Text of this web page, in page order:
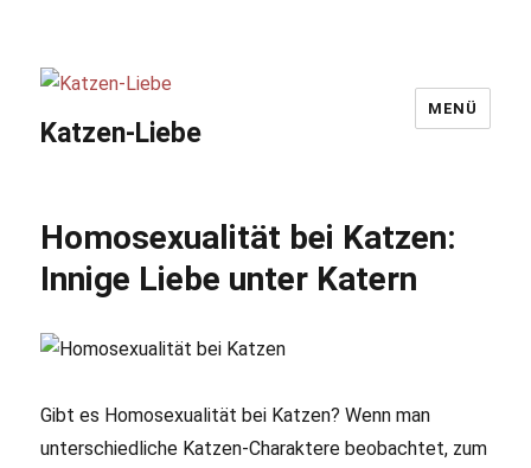
Katzen-Liebe
MENÜ
Homosexualität bei Katzen:
Innige Liebe unter Katern
Gibt es Homosexualität bei Katzen? Wenn man
unterschiedliche Katzen-Charaktere beobachtet, zum